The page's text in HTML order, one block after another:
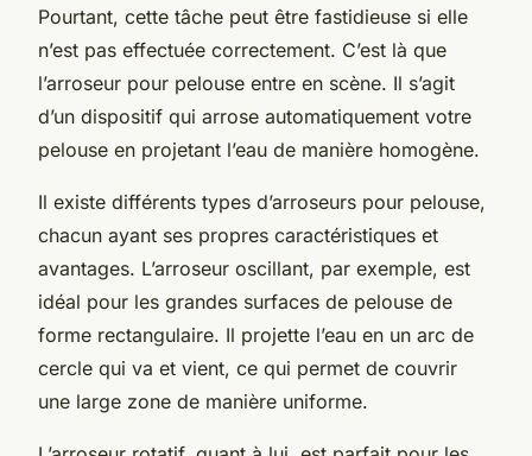
Pourtant, cette tâche peut être fastidieuse si elle
n’est pas effectuée correctement. C’est là que
l’arroseur pour pelouse entre en scène. Il s’agit
d’un dispositif qui arrose automatiquement votre
pelouse en projetant l’eau de manière homogène.
Il existe différents types d’arroseurs pour pelouse,
chacun ayant ses propres caractéristiques et
avantages. L’arroseur oscillant, par exemple, est
idéal pour les grandes surfaces de pelouse de
forme rectangulaire. Il projette l’eau en un arc de
cercle qui va et vient, ce qui permet de couvrir
une large zone de manière uniforme.